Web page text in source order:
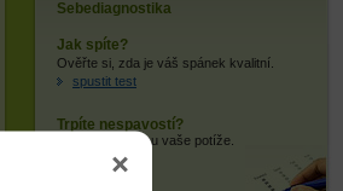
Sebediagnostika
Jak spíte?
Ověřte si, zda je váš spánek kvalitní.
spustit test
Trpíte nespavostí?
Zjistěte, jaké jsou vaše potíže.
spustit test